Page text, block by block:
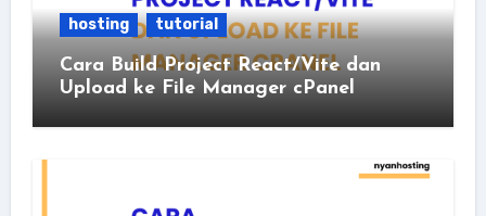
hosting tutorial
Cara Build Project React/Vite dan
Upload ke File Manager cPanel